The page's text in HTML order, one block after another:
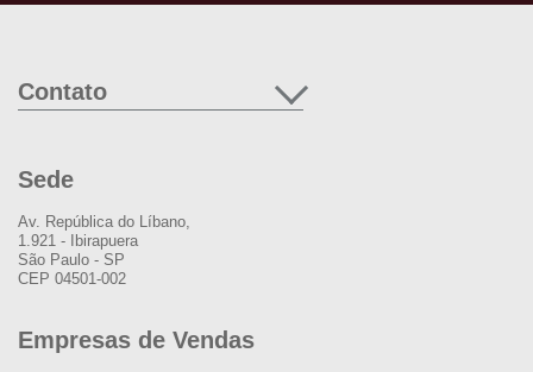
Contato
Sede
Av. República do Líbano,
1.921 - Ibirapuera
São Paulo - SP
CEP 04501-002
Empresas de Vendas